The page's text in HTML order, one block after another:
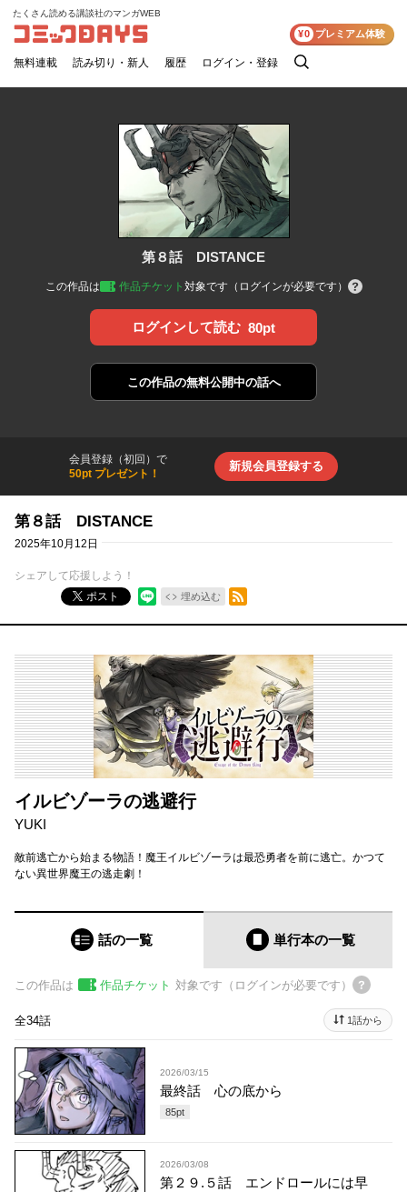
コミックDAYS
たくさん読める講談社のマンガWEB
無料連載 読み切り・新人 履歴 ログイン・登録
検
¥0 プレミアム体験
第８話 DISTANCE
この作品は 作品チケット 対象です（ログインが必要です）
ログインして読む 80pt
この作品の無料公開中の話へ
会員登録（初回）で
50pt プレゼント！
新規会員登録する
第８話 DISTANCE
2025年10月12日
シェアして応援しよう！
ポスト
埋め込む
RSSフィード
イルビゾーラの逃避行
YUKI
敵前逃亡から始まる物語！魔王イルビゾーラは最恐勇者を前に逃亡。かつて
ない異世界魔王の逃走劇！
話の一覧 単行本の一覧
この作品は 作品チケット 対象です（ログインが必要です）
全34話 1話から
2026/03/15
最終話 心の底から
85pt
2026/03/08
第２９.５話 エンドロールには早